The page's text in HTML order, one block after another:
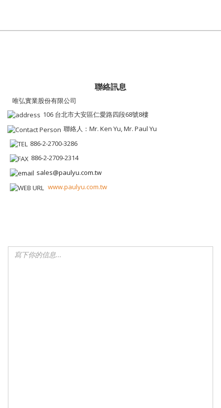
聯絡訊息
唯弘實業股份有限公司
106 台北市大安區仁愛路四段68號8樓
聯絡人：Mr. Ken Yu, Mr. Paul Yu
886-2-2700-3286
886-2-2709-2314
sales@paulyu.com.tw
www.paulyu.com.tw